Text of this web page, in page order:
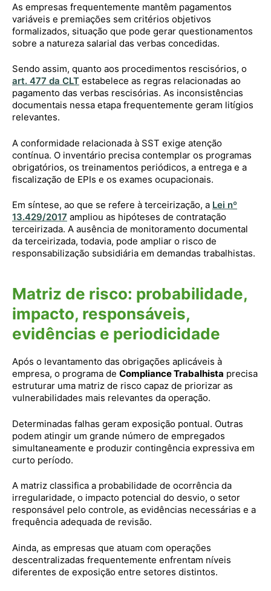
As empresas frequentemente mantêm pagamentos
variáveis e premiações sem critérios objetivos
formalizados, situação que pode gerar questionamentos
sobre a natureza salarial das verbas concedidas.
Sendo assim, quanto aos procedimentos rescisórios, o
art. 477 da CLT estabelece as regras relacionadas ao
pagamento das verbas rescisórias. As inconsistências
documentais nessa etapa frequentemente geram litígios
relevantes.
A conformidade relacionada à SST exige atenção
contínua. O inventário precisa contemplar os programas
obrigatórios, os treinamentos periódicos, a entrega e a
fiscalização de EPIs e os exames ocupacionais.
Em síntese, ao que se refere à terceirização, a Lei nº
13.429/2017 ampliou as hipóteses de contratação
terceirizada. A ausência de monitoramento documental
da terceirizada, todavia, pode ampliar o risco de
responsabilização subsidiária em demandas trabalhistas.
Matriz de risco: probabilidade,
impacto, responsáveis,
evidências e periodicidade
Após o levantamento das obrigações aplicáveis à
empresa, o programa de Compliance Trabalhista precisa
estruturar uma matriz de risco capaz de priorizar as
vulnerabilidades mais relevantes da operação.
Determinadas falhas geram exposição pontual. Outras
podem atingir um grande número de empregados
simultaneamente e produzir contingência expressiva em
curto período.
A matriz classifica a probabilidade de ocorrência da
irregularidade, o impacto potencial do desvio, o setor
responsável pelo controle, as evidências necessárias e a
frequência adequada de revisão.
Ainda, as empresas que atuam com operações
descentralizadas frequentemente enfrentam níveis
diferentes de exposição entre setores distintos.